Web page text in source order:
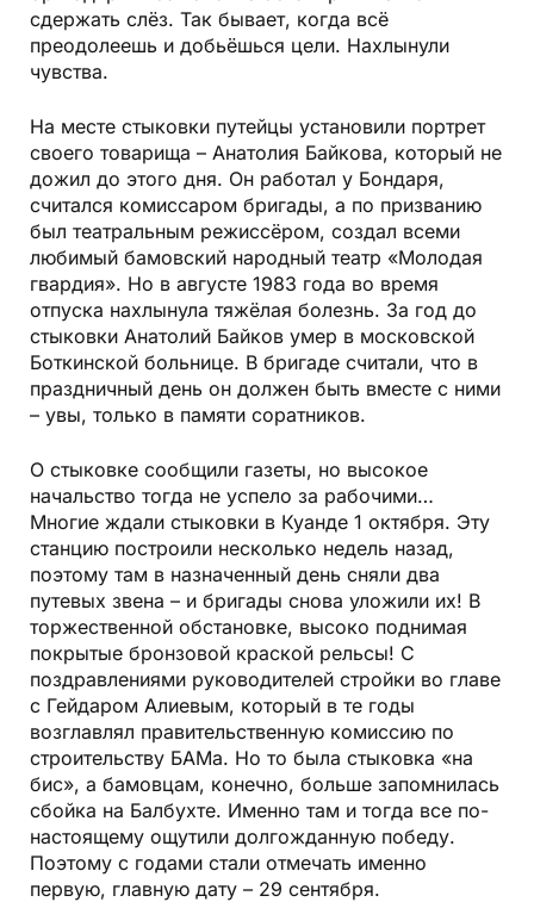
сдержать слёз. Так бывает, когда всё
преодолеешь и добьёшься цели. Нахлынули
чувства.
На месте стыковки путейцы установили портрет
своего товарища – Анатолия Байкова, который не
дожил до этого дня. Он работал у Бондаря,
считался комиссаром бригады, а по призванию
был театральным режиссёром, создал всеми
любимый бамовский народный театр «Молодая
гвардия». Но в августе 1983 года во время
отпуска нахлынула тяжёлая болезнь. За год до
стыковки Анатолий Байков умер в московской
Боткинской больнице. В бригаде считали, что в
праздничный день он должен быть вместе с ними
– увы, только в памяти соратников.
О стыковке сообщили газеты, но высокое
начальство тогда не успело за рабочими…
Многие ждали стыковки в Куанде 1 октября. Эту
станцию построили несколько недель назад,
поэтому там в назначенный день сняли два
путевых звена – и бригады снова уложили их! В
торжественной обстановке, высоко поднимая
покрытые бронзовой краской рельсы! С
поздравлениями руководителей стройки во главе
с Гейдаром Алиевым, который в те годы
возглавлял правительственную комиссию по
строительству БАМа. Но то была стыковка «на
бис», а бамовцам, конечно, больше запомнилась
сбойка на Балбухте. Именно там и тогда все по-
настоящему ощутили долгожданную победу.
Поэтому с годами стали отмечать именно
первую, главную дату – 29 сентября.